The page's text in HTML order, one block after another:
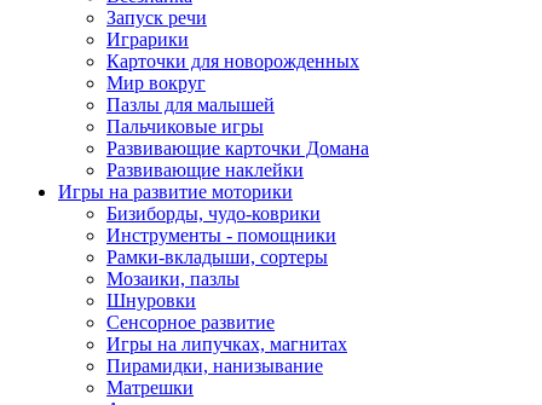
Запуск речи
Играрики
Карточки для новорожденных
Мир вокруг
Пазлы для малышей
Пальчиковые игры
Развивающие карточки Домана
Развивающие наклейки
Игры на развитие моторики
Бизиборды, чудо-коврики
Инструменты - помощники
Рамки-вкладыши, сортеры
Мозаики, пазлы
Шнуровки
Сенсорное развитие
Игры на липучках, магнитах
Пирамидки, нанизывание
Матрешки